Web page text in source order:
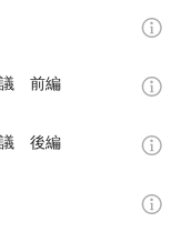
議 前編
議 後編